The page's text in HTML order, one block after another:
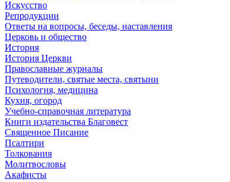
Искусство
Репродукции
Ответы на вопросы, беседы, наставления
Церковь и общество
История
История Церкви
Православные журналы
Путеводители, святые места, святыни
Психология, медицина
Кухня, огород
Учебно-справочная литература
Книги издательства Благовест
Священное Писание
Псалтири
Толкования
Молитвословы
Акафисты